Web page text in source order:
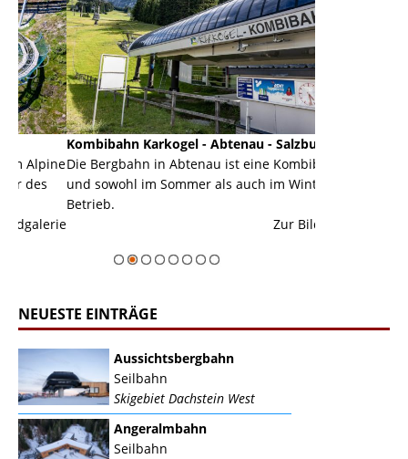
Kombibahn Karkogel - Abtenau - Salzburg
Die Bergbahn in Abtenau ist eine Kombibahn
und sowohl im Sommer als auch im Winter in
Zur Bildgalerie
NEUESTE EINTRÄGE
Aussichtsbergbahn
Seilbahn
Skigebiet Dachstein West
Angeralmbahn
Seilbahn